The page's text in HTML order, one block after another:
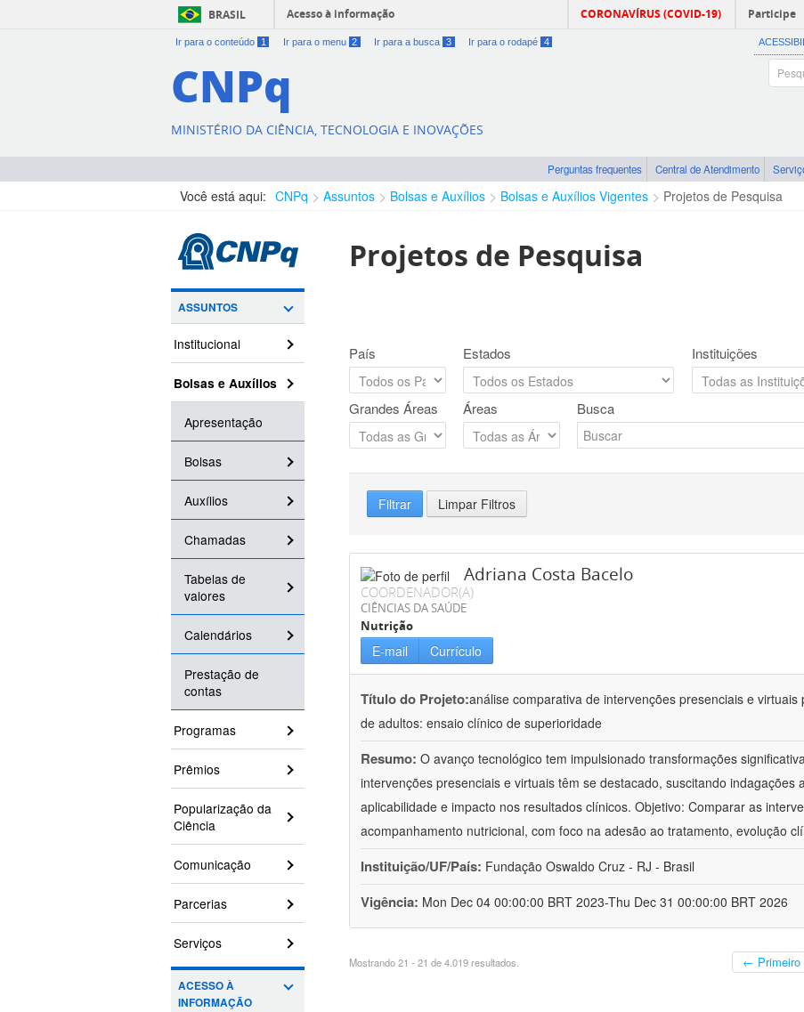
BRASIL Acesso à informação CORONAVÍRUS (COVID-19) Participe
Ir para o conteúdo 1 Ir para o menu 2 Ir para a busca 3 Ir para o rodapé 4
CNPq
MINISTÉRIO DA CIÊNCIA, TECNOLOGIA E INOVAÇÕES
Perguntas frequentes Central de Atendimento
Você está aqui: CNPq Assuntos Bolsas e Auxílios Bolsas e Auxílios Vigentes Projetos de Pesquisa
ASSUNTOS
Institucional
Bolsas e Auxílios
Apresentação
Bolsas
Auxílios
Chamadas
Tabelas de
valores
Calendários
Prestação de
contas
Programas
Prêmios
Popularização da
Ciência
Comunicação
Parcerias
Serviços
ACESSO À
INFORMAÇÃO
Projetos de Pesquisa
País Estados Instituições
Grandes Áreas Áreas Busca
Filtrar Limpar Filtros
Adriana Costa Bacelo
COORDENADOR(A)
CIÊNCIAS DA SAÚDE
Nutrição
E-mail Currículo
Título do Projeto:análise comparativa de intervenções presenciais e
de adultos: ensaio clínico de superioridade
Resumo: O avanço tecnológico tem impulsionado transformações
intervenções presenciais e virtuais têm se destacado, suscitando indagações
aplicabilidade e impacto nos resultados clínicos. Objetivo: Comparar as
acompanhamento nutricional, com foco na adesão ao tratamento, evolução
Instituição/UF/País: Fundação Oswaldo Cruz - RJ - Brasil
Vigência: Mon Dec 04 00:00:00 BRT 2023-Thu Dec 31 00:00:00 BRT 2026
Mostrando 21 - 21 de 4.019 resultados. ← Primeiro